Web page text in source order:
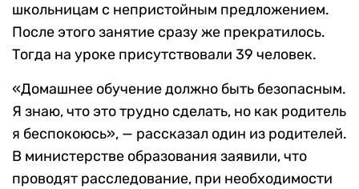
школьницам с непристойным предложением.
После этого занятие сразу же прекратилось.
Тогда на уроке присутствовали 39 человек.
«Домашнее обучение должно быть безопасным.
Я знаю, что это трудно сделать, но как родитель
я беспокоюсь», — рассказал один из родителей.
В министерстве образования заявили, что
проводят расследование, при необходимости